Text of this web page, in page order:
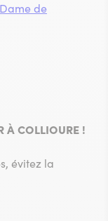
de
À COLLIOURE !
évitez la